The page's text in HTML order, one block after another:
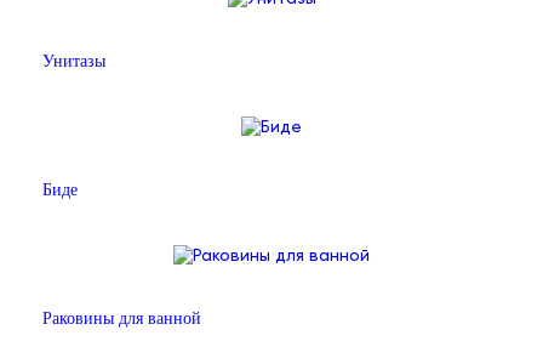
Унитазы
Биде
Раковины для ванной